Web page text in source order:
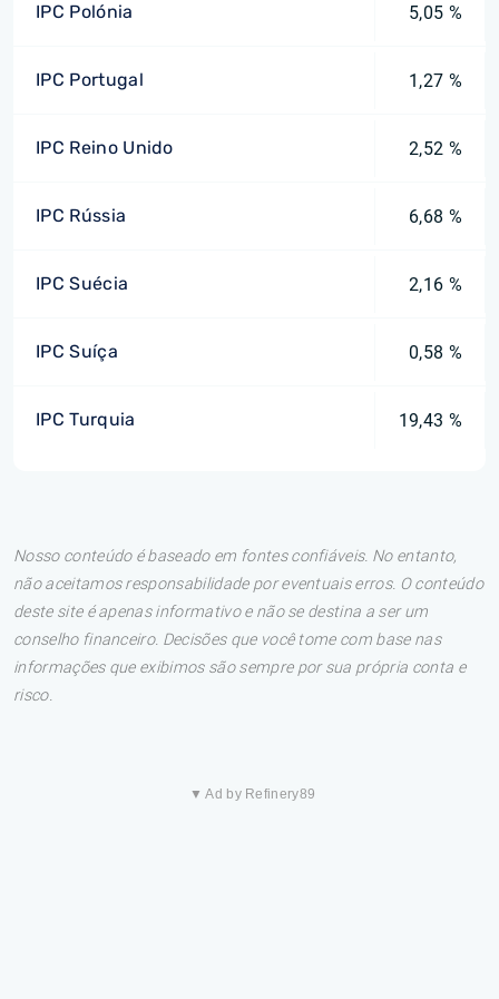
IPC Polónia 5,05 %
IPC Portugal 1,27 %
IPC Reino Unido 2,52 %
IPC Rússia 6,68 %
IPC Suécia 2,16 %
IPC Suíça 0,58 %
IPC Turquia 19,43 %
Nosso conteúdo é baseado em fontes confiáveis. No entanto,
não aceitamos responsabilidade por eventuais erros. O conteúdo
deste site é apenas informativo e não se destina a ser um
conselho financeiro. Decisões que você tome com base nas
informações que exibimos são sempre por sua própria conta e
risco.
▼ Ad by Refinery89